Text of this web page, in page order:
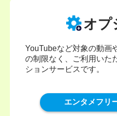
オプ
YouTubeなど対象の動画
の制限なく、ご利用いた
ションサービスです。
エンタメフリ